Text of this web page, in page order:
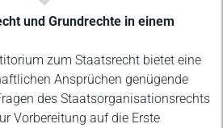
und Grundrechte in einem
zum Staatsrecht bietet eine
Ansprüchen genügende
des Staatsorganisationsrechts
Vorbereitung auf die Erste